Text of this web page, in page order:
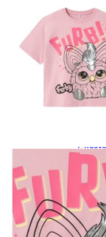
Miesten
Vyöt
Miesten
Miesten takit
NAISET
Naisten